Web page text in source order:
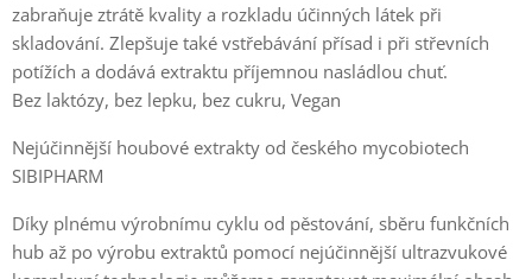
zabraňuje ztrátě kvality a rozkladu účinných látek při
skladování. Zlepšuje také vstřebávání přísad i při střevních
potížích a dodává extraktu příjemnou nasládlou chuť.
Bez laktózy, bez lepku, bez cukru, Vegan
Nejúčinnější houbové extrakty od českého myсobiotech
SIBIPHARM
Díky plnému výrobnímu cyklu od pěstování, sběru funkčních
hub až po výrobu extraktů pomocí nejúčinnější ultrazvukové